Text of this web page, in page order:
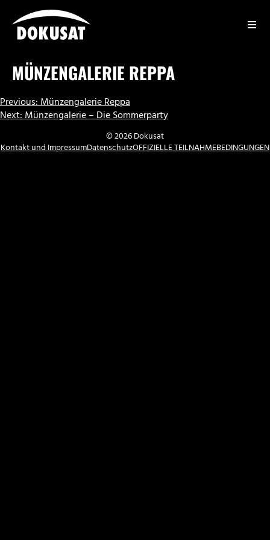
Inhalt
springen
MÜNZENGALERIE REPPA
BEITRAGSNAVIGATION
Previous:Münzengalerie Reppa
Next:Münzengalerie – Die Sommerparty
© 2026 Dokusat
Kontakt und ImpressumDatenschutzOFFIZIELLE TEILNAHMEBEDINGUNGEN